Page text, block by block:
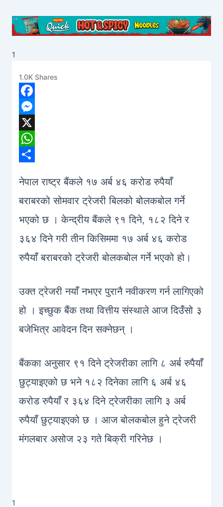
1
1.0K Shares
Facebook
Messenger
X
WhatsApp
नेपाल राष्ट्र बैंकले १७ अर्ब ४६ करोड रुपैयाँ
बराबरको सोमवार ट्रेजरी बिलको बोलकबोल गर्ने
भएको छ । केन्द्रीय बैंकले ९१ दिने, १८२ दिने र
३६४ दिने गरी तीन किसिममा १७ अर्ब ४६ करोड
रुपैयाँ बराबरको ट्रेजरी बोलकबोल गर्ने भएको हो।
उक्त ट्रेजरी नयाँ नभएर पुरानै नवीकरण गर्न लागिएको
हो । इच्छुक बैंक तथा वित्तीय संस्थाले आज दिउँसो ३
बजेभित्र आवेदन दिन सक्नेछन् ।
बैंकका अनुसार ९१ दिने ट्रेजरीका लागि ८ अर्ब रुपैयाँ
छुट्याइएको छ भने १८२ दिनेका लागि ६ अर्ब ४६
करोड रुपैयाँ र ३६४ दिने ट्रेजरीका लागि ३ अर्ब
रुपैयाँ छुट्याइएको छ । आज बोलकबोल हुने ट्रेजरी
मंगलबार असोज २३ गते बिक्री गरिनेछ ।
1